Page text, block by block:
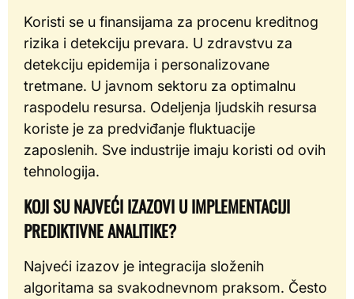
Koristi se u finansijama za procenu kreditnog
rizika i detekciju prevara. U zdravstvu za
detekciju epidemija i personalizovane
tretmane. U javnom sektoru za optimalnu
raspodelu resursa. Odeljenja ljudskih resursa
koriste je za predviđanje fluktuacije
zaposlenih. Sve industrije imaju koristi od ovih
tehnologija.
KOJI SU NAJVEĆI IZAZOVI U IMPLEMENTACIJI
PREDIKTIVNE ANALITIKE?
Najveći izazov je integracija složenih
algoritama sa svakodnevnom praksom. Često